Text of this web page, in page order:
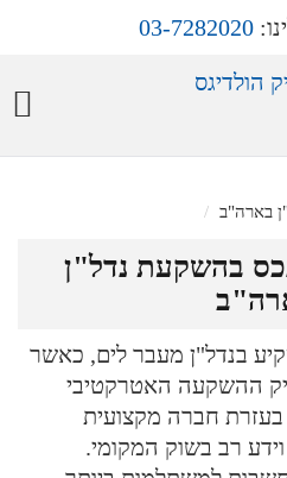
03-7282020
בארה"ב
בהשקעת נדל"ן
בנדל"ן מעבר לים, כאשר
ההשקעה האטרקטיבי
בעזרת חברה מקצועית
וידע רב בשוק המקומי.